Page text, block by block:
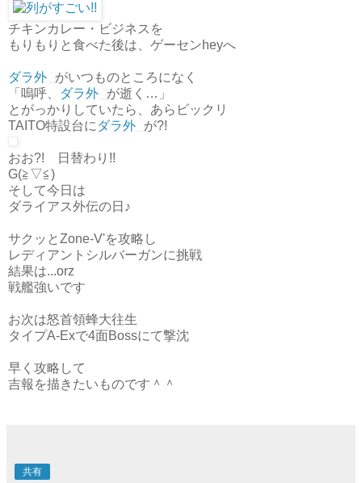
チキンカレー・ビジネスを
もりもりと食べた後は、ゲーセンheyへ
ダラ外
がいつものところになく
「嗚呼、
ダラ外
が逝く…」
とがっかりしていたら、あらビックリ
TAITO特設台に ダラ外 が?!
おお?! 日替わり!!
G(≧▽≦)
そして今日は
ダライアス外伝の日♪
サクッとZone-V'を攻略し
レディアントシルバーガンに挑戦
結果は...orz
戦艦強いです
お次は怒首領蜂大往生
タイプA-Exで4面Bossにて撃沈
早く攻略して
吉報を描きたいものです＾＾
共有